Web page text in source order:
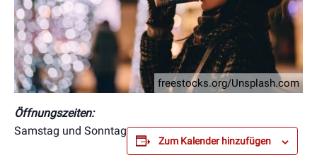
freestocks.org/Unsplash.com
Öffnungszeiten:
Samstag und Sonntag
Zum Kalender hinzufügen